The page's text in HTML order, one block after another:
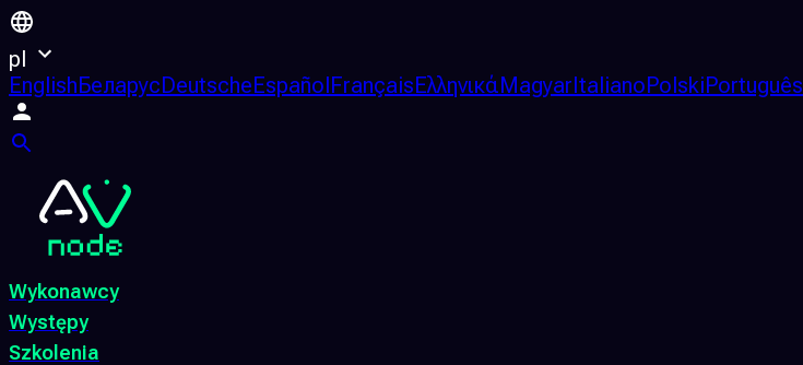
pl
EnglishБеларусDeutscheEspañolFrançaisΕλληνικάMagyarItalianoPolskiPortuguês
Wykonawcy
Występy
Szkolenia